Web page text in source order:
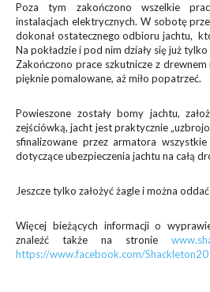
Poza tym zakończono wszelkie
instalacjach elektrycznych. W sobotę
dokonał ostatecznego odbioru jachtu,
Na pokładzie i pod nim działy się już
Zakończono prace szkutnicze z
pięknie pomalowane, aż miło popatrzeć.
Powieszone zostały bomy jachtu,
zejściówką, jacht jest praktycznie
sfinalizowane przez armatora
dotyczące ubezpieczenia jachtu na całą
Jeszcze tylko założyć żagle i można
Więcej bieżących informacji o
znaleźć także na stronie
https://www.facebook.com/